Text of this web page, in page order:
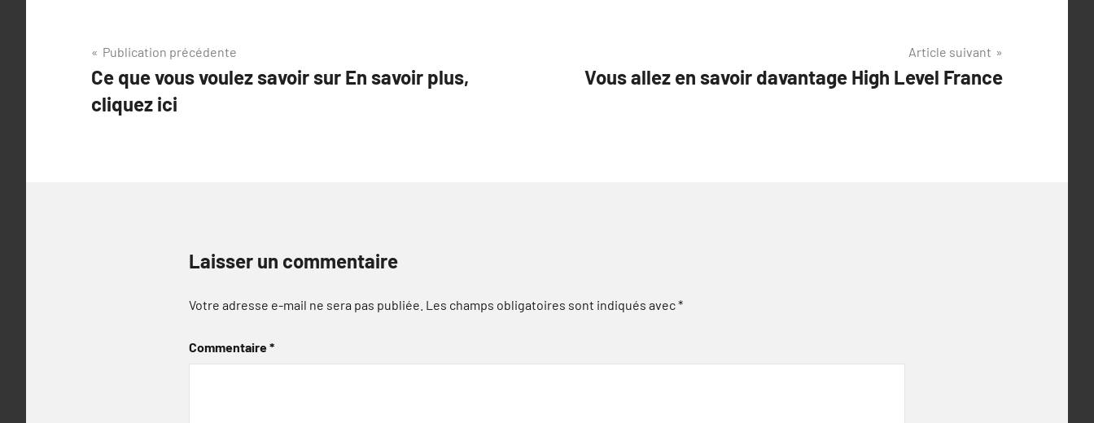
Navigation
de
l’article
Publication précédente
Ce que vous voulez savoir sur En savoir plus,
cliquez ici
Article suivant
Vous allez en savoir davantage High Level France
Laisser un commentaire
Votre adresse e-mail ne sera pas publiée. Les champs obligatoires sont indiqués avec*
Commentaire*